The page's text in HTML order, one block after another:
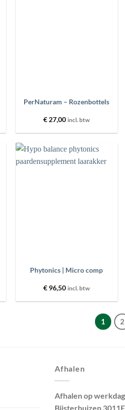
PerNaturam – Rozenbottels
€ 27,00 incl. btw
Phytonics | Micro comp
€ 96,50 incl. btw
1 2
Afhalen
Afhalen op
Bijsterhuizen 3011E